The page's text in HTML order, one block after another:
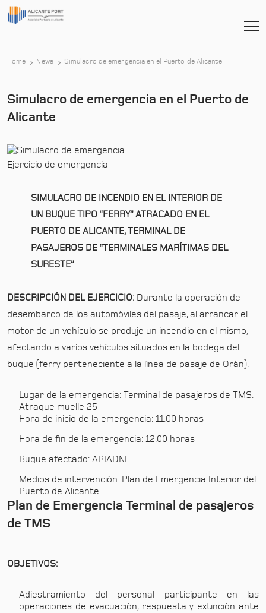
Home News Simulacro de emergencia en el Puerto de Alicante
Simulacro de emergencia en el Puerto de
Alicante
Ejercicio de emergencia
SIMULACRO DE INCENDIO EN EL INTERIOR DE
UN BUQUE TIPO “FERRY” ATRACADO EN EL
PUERTO DE ALICANTE, TERMINAL DE
PASAJEROS DE “TERMINALES MARÍTIMAS DEL
SURESTE”
DESCRIPCIÓN DEL EJERCICIO: Durante la operación de
desembarco de los automóviles del pasaje, al arrancar el
motor de un vehículo se produje un incendio en el mismo,
afectando a varios vehículos situados en la bodega del
buque (ferry perteneciente a la línea de pasaje de Orán).
Lugar de la emergencia: Terminal de pasajeros de TMS.
Atraque muelle 25
Hora de inicio de la emergencia: 11.00 horas
Hora de fin de la emergencia: 12.00 horas
Buque afectado: ARIADNE
Medios de intervención: Plan de Emergencia Interior del
Puerto de Alicante
Plan de Emergencia Terminal de pasajeros
de TMS
OBJETIVOS:
Adiestramiento del personal participante en las
operaciones de evacuación, respuesta y extinción ante